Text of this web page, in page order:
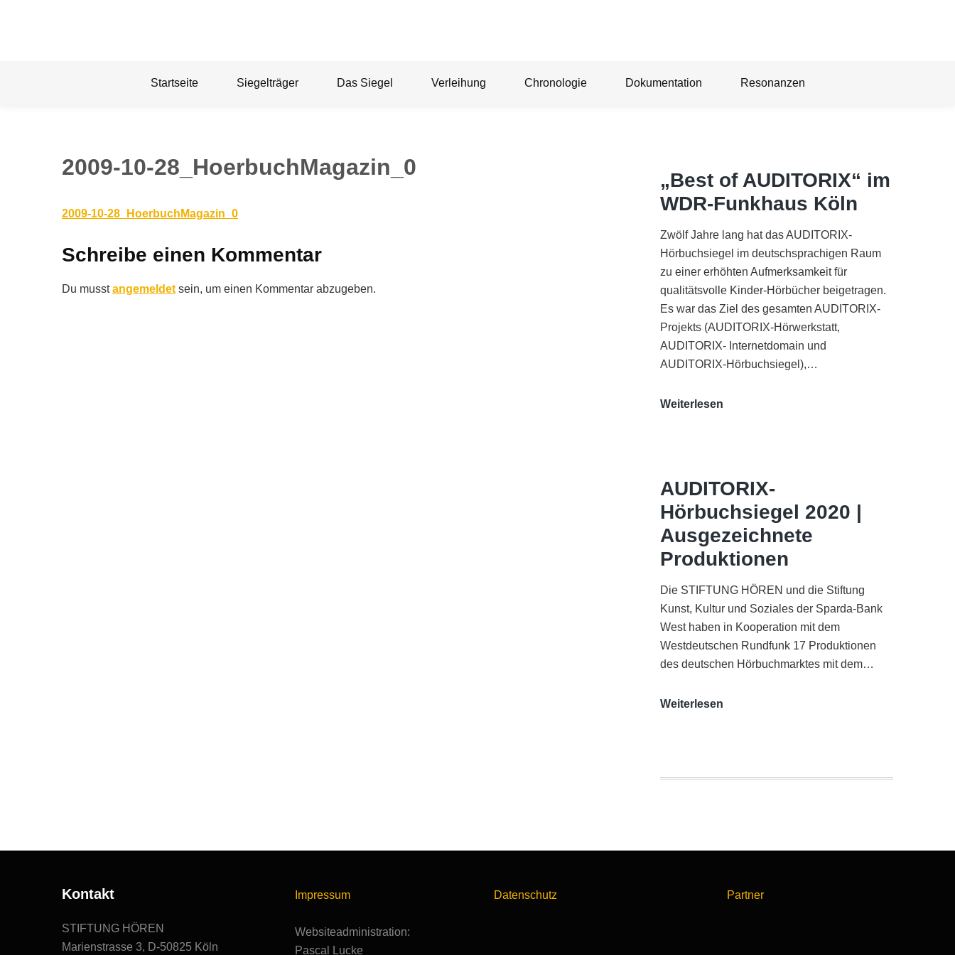
Startseite Siegelträger Das Siegel Verleihung Chronologie Dokumentation Resonanzen
2009-10-28_HoerbuchMagazin_0
2009-10-28_HoerbuchMagazin_0
Schreibe einen Kommentar
Du musstangemeldet sein, um einen Kommentar abzugeben.
„Best of AUDITORIX“ im
WDR-Funkhaus Köln
Zwölf Jahre lang hat das AUDITORIX-
Hörbuchsiegel im deutschsprachigen Raum
zu einer erhöhten Aufmerksamkeit für
qualitätsvolle Kinder-Hörbücher beigetragen.
Es war das Ziel des gesamten AUDITORIX-
Projekts (AUDITORIX-Hörwerkstatt,
AUDITORIX- Internetdomain und
AUDITORIX-Hörbuchsiegel),…
Weiterlesen
Funkhaus
Köln
AUDITORIX-
Hörbuchsiegel 2020 |
Ausgezeichnete
Produktionen
Die STIFTUNG HÖREN und die Stiftung
Kunst, Kultur und Soziales der Sparda-Bank
West haben in Kooperation mit dem
Westdeutschen Rundfunk 17 Produktionen
des deutschen Hörbuchmarktes mit dem…
Weiterlesen
Ausgezeichnete
Kontakt
STIFTUNG HÖREN
Marienstrasse 3, D-50825 Köln
Impressum
Websiteadministration:
Pascal Lucke
Datenschutz Partner